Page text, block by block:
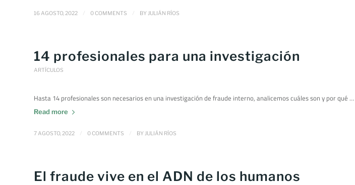
16 AGOSTO, 2022 0 COMMENTS BYJULIÁN RÍOS
14 profesionales para una investigación
ARTÍCULOS
Hasta 14 profesionales son necesarios en una investigación de fraude interno, analicemos cuáles son y por qué …
Read more
7 AGOSTO, 2022 0 COMMENTS BYJULIÁN RÍOS
El fraude vive en el ADN de los humanos